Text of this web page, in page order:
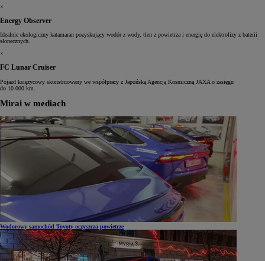
×
Energy Observer
Idealnie ekologiczny katamaran pozyskujący wodór z wody, tlen z powietrza i energię do elektrolizy z baterii
słonecznych.
×
FC Lunar Cruiser
Pojazd księżycowy skonstruowany we współpracy z Japońską Agencją Kosmiczną JAXA o zasięgu
do 10 000 km.
Mirai w mediach
Wodorowy samochód Toyoty oczyszcza powietrze